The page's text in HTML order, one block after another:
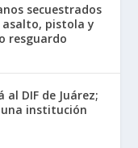
secuestrados
asalto, pistola y
resguardo
DIF de Juárez;
una institución